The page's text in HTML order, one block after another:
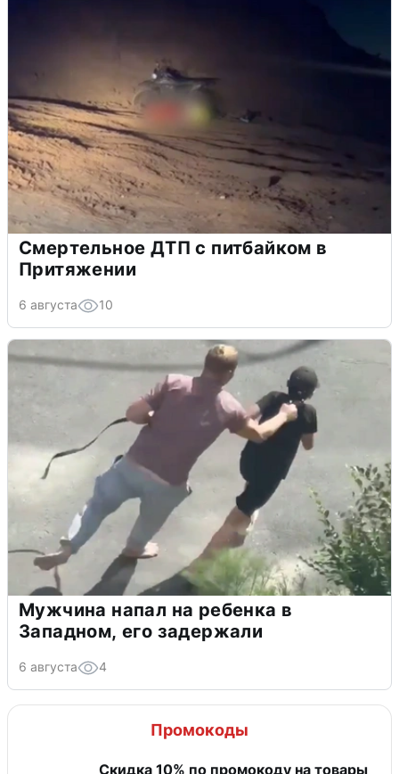
Смертельное ДТП с питбайком в
Притяжении
6 августа 10
Мужчина напал на ребенка в
Западном, его задержали
6 августа 4
Промокоды
Скидка 10% по промокоду на товары